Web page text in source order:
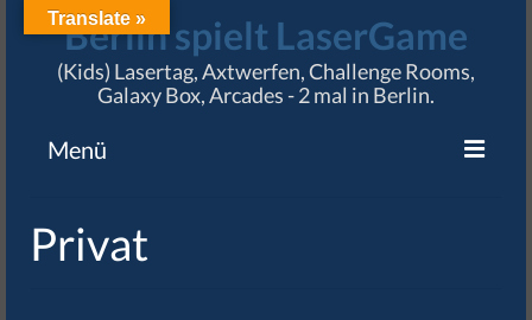
Berlin spielt LaserGame
(Kids) Lasertag, Axtwerfen, Challenge Rooms,
Galaxy Box, Arcades - 2 mal in Berlin.
Menü
Preise & Termine
Privat
Translate »